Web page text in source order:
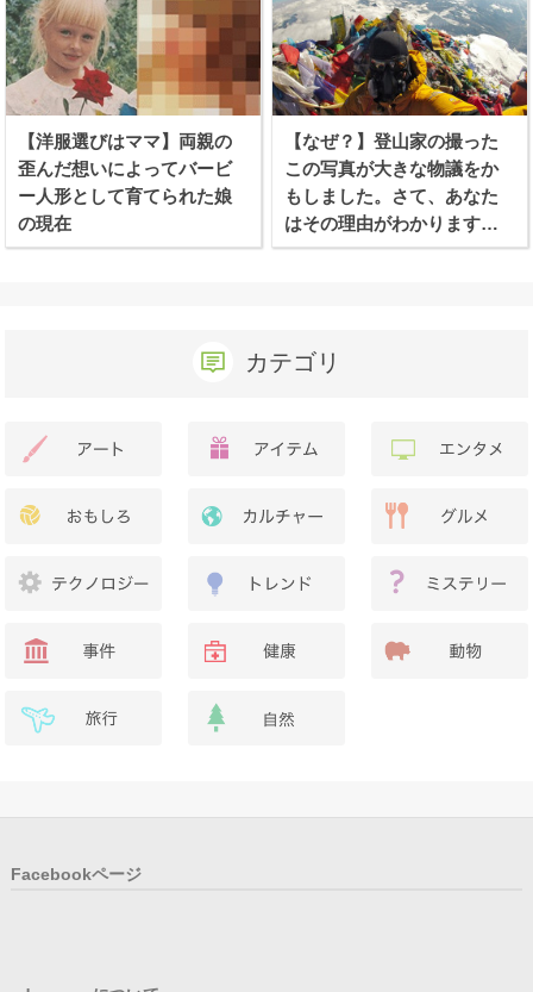
【洋服選びはママ】両親の
歪んだ想いによってバービ
ー人形として育てられた娘
の現在
【なぜ？】登山家の撮った
この写真が大きな物議をか
もしました。さて、あなた
はその理由がわかります
か？
カテゴリ
Facebookページ